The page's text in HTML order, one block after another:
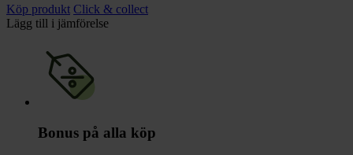
Köp produkt Click & collect
Lägg till i jämförelse
Bonus på alla köp